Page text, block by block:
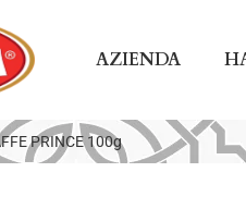
AZIENDA
PRINCE 100g